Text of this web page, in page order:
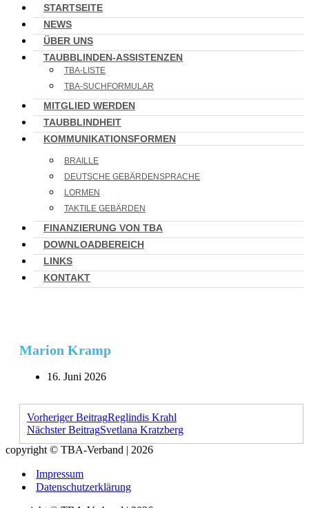
STARTSEITE
NEWS
ÜBER UNS
TAUBBLINDEN-ASSISTENZEN
TBA-LISTE
TBA-SUCHFORMULAR
MITGLIED WERDEN
TAUBBLINDHEIT
KOMMUNIKATIONSFORMEN
BRAILLE
DEUTSCHE GEBÄRDENSPRACHE
LORMEN
TAKTILE GEBÄRDEN
FINANZIERUNG VON TBA
DOWNLOADBEREICH
LINKS
KONTAKT
Marion Kramp
16. Juni 2026
Vorheriger BeitragReglindis Krahl
Nächster BeitragSvetlana Kratzberg
copyright © TBA-Verband | 2026
Impressum
Datenschutzerklärung